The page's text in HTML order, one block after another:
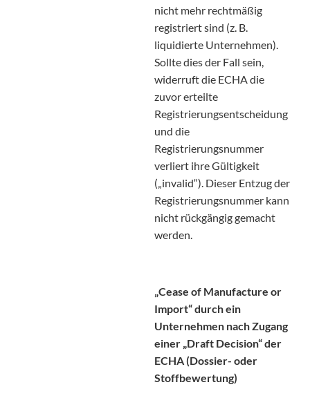
nicht mehr rechtmäßig
registriert sind (z. B.
liquidierte Unternehmen).
Sollte dies der Fall sein,
widerruft die ECHA die
zuvor erteilte
Registrierungsentscheidung
und die
Registrierungsnummer
verliert ihre Gültigkeit
(„invalid“). Dieser Entzug der
Registrierungsnummer kann
nicht rückgängig gemacht
werden.
„Cease of Manufacture or
Import“ durch ein
Unternehmen nach Zugang
einer „Draft Decision“ der
ECHA (Dossier- oder
Stoffbewertung)